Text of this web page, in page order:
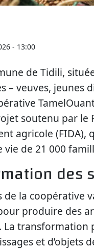
- 13:00
de Tidili,
– veuves, jeunes
soutenu par
agricole (FIDA),
de 21 000
des
de la coopérative
produire des
La
et d’objets